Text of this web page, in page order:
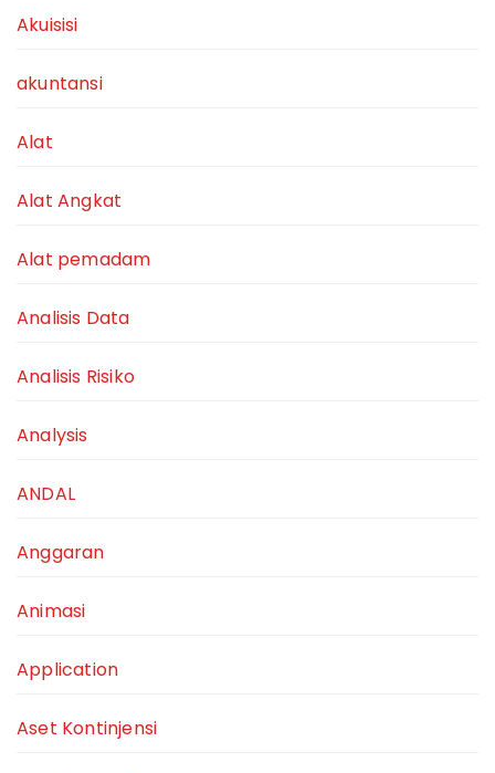
Akuisisi
akuntansi
Alat
Alat Angkat
Alat pemadam
Analisis Data
Analisis Risiko
Analysis
ANDAL
Anggaran
Animasi
Application
Aset Kontinjensi